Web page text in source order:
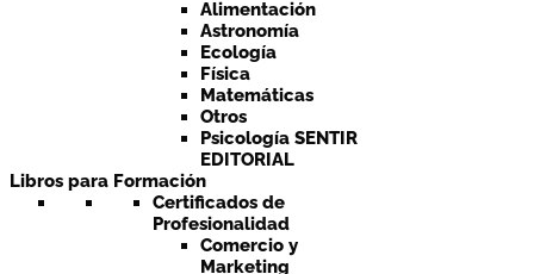
Alimentación
Astronomía
Ecología
Física
Matemáticas
Otros
Psicología SENTIR
EDITORIAL
Libros para Formación
Certificados de
Profesionalidad
Comercio y
Marketing